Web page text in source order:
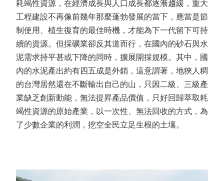
耗竭性資源，在經濟成長與人口成長都逐漸趨緩，重大
工程建設不再像前幾年那麼蓬勃發展的當下，應當是節
制使用、植生復育的最佳時機，才能為下一代留下可持
續的資源。但採礦業卻反其道而行，在國內的砂石與水
泥需求持平甚或下降的同時，擴展開採規模。其中，國
內的水泥產出約有四五成是外銷，這意謂著，地狹人稠
的台灣居然還在不斷輸出自己的山，只因二級、三級產
業缺乏創新動能，無法提昇產品價值，只好回歸萃取耗
竭性資源的原始產業，以一次性、無法回收的方式，為
了少數企業的利潤，挖空全民立足生根的土壤。